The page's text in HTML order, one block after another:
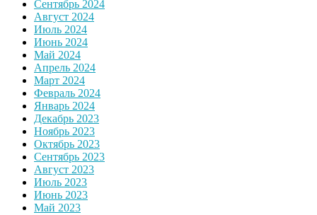
Сентябрь 2024
Август 2024
Июль 2024
Июнь 2024
Май 2024
Апрель 2024
Март 2024
Февраль 2024
Январь 2024
Декабрь 2023
Ноябрь 2023
Октябрь 2023
Сентябрь 2023
Август 2023
Июль 2023
Июнь 2023
Май 2023